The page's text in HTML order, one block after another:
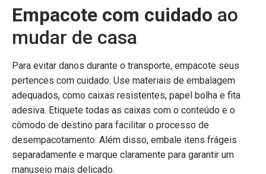
Empacote com cuidado ao
mudar de casa
Para evitar danos durante o transporte, empacote seus
pertences com cuidado. Use materiais de embalagem
adequados, como caixas resistentes, papel bolha e fita
adesiva. Etiquete todas as caixas com o conteúdo e o
cômodo de destino para facilitar o processo de
desempacotamento. Além disso, embale itens frágeis
separadamente e marque claramente para garantir um
manuseio mais delicado.